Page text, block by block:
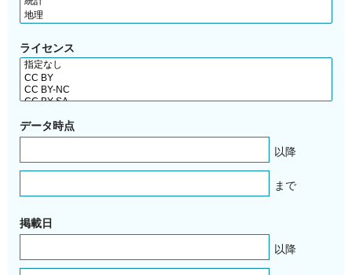
ライセンス
データ時点
以降
まで
掲載日
以降